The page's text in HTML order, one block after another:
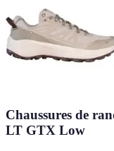
Chaussures de
LT GTX Low